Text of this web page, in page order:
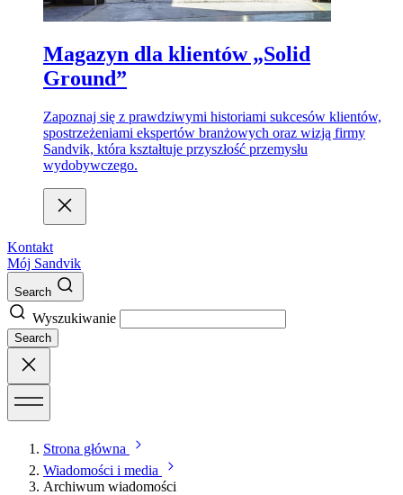
Magazyn dla klientów „Solid
Ground”
Zapoznaj się z prawdziwymi historiami sukcesów klientów,
spostrzeżeniami ekspertów branżowych oraz wizją firmy
Sandvik, która kształtuje przyszłość przemysłu
wydobywczego.
Kontakt
Mój Sandvik
Search
Wyszukiwanie
Search
Strona główna
Wiadomości i media
Archiwum wiadomości